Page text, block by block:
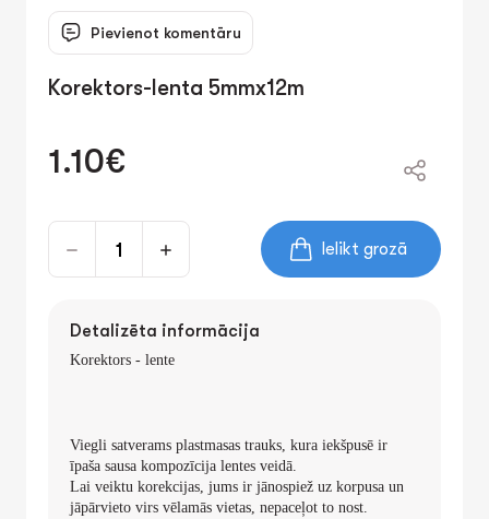
Pievienot komentāru
Korektors-lenta 5mmx12m
1.10€
Ielikt grozā
Detalizēta informācija
Korektors - lente
Viegli satverams plastmasas trauks, kura iekšpusē ir
īpaša sausa kompozīcija lentes veidā.
Lai veiktu korekcijas, jums ir jānospiež uz korpusa un
jāpārvieto virs vēlamās vietas, nepaceļot to nost.